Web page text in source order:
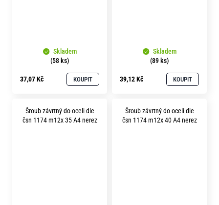
Skladem
(58 ks)
37,07 Kč KOUPIT
Skladem
(89 ks)
39,12 Kč KOUPIT
Šroub závrtný do oceli dle
čsn 1174 m12x 35 A4 nerez
Šroub závrtný do oceli dle
čsn 1174 m12x 40 A4 nerez